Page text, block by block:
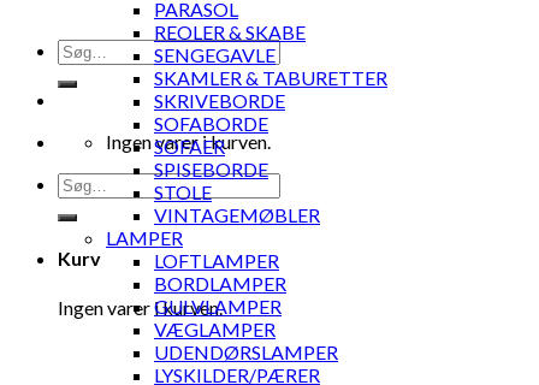
Søg
efter:
Ingen varer i kurven.
Søg
efter:
Kurv
Ingen varer i kurven.
PARASOL
REOLER & SKABE
SENGEGAVLE
SKAMLER & TABURETTER
SKRIVEBORDE
SOFABORDE
SOFAER
SPISEBORDE
STOLE
VINTAGEMØBLER
LAMPER
LOFTLAMPER
BORDLAMPER
GULVLAMPER
VÆGLAMPER
UDENDØRSLAMPER
LYSKILDER/PÆRER